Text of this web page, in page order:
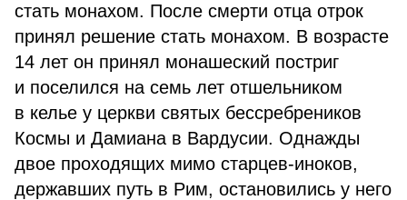
стать монахом. После смерти отца отрок
принял решение стать монахом. В возрасте
14 лет он принял монашеский постриг
и поселился на семь лет отшельником
в келье у церкви святых бессребреников
Космы и Дамиана в Вардусии. Однажды
двое проходящих мимо старцев-иноков,
державших путь в Рим, остановились у него